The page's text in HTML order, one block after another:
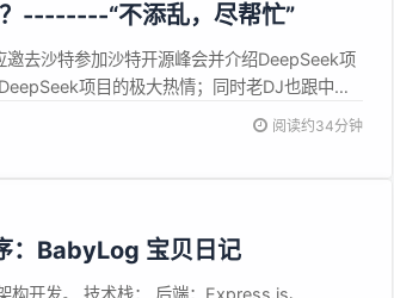
--------“不添乱，尽帮忙”
邀去沙特参加沙特开源峰会并介绍DeepSeek项
项目的极大热情；同时老DJ也跟中国
量交流，一致认为DeepSeek的出现，对于中国
阅读约34分钟
：BabyLog 宝贝日记
开发。 技术栈： 后端：Express.js、